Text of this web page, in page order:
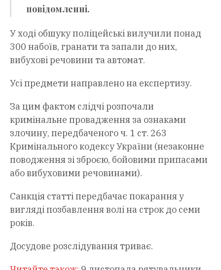
повідомленні.
У ході обшуку поліцейські вилучили понад
300 набоїв, гранати та запали до них,
вибухові речовини та автомат.
Усі предмети направлено на експертизу.
За цим фактом слідчі розпочали
кримінальне провадження за ознаками
злочину, передбаченого ч. 1 ст. 263
Кримінального кодексу України (незаконне
поводження зі зброєю, бойовими припасами
або вибуховими речовинами).
Санкція статті передбачає покарання у
вигляді позбавлення волі на строк до семи
років.
Досудове розслідування триває.